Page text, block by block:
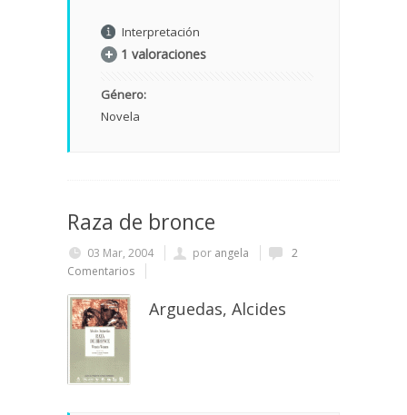
Interpretación
1 valoraciones
Género:
Novela
Raza de bronce
03 Mar, 2004 por angela
2
Comentarios
Arguedas, Alcides